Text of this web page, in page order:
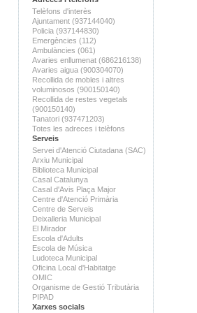
Telèfons d'interès
Ajuntament (937144040)
Policia (937144830)
Emergències (112)
Ambulàncies (061)
Avaries enllumenat (686216138)
Avaries aigua (900304070)
Recollida de mobles i altres
voluminosos (900150140)
Recollida de restes vegetals
(900150140)
Tanatori (937471203)
Totes les adreces i telèfons
Serveis
Servei d'Atenció Ciutadana (SAC)
Arxiu Municipal
Biblioteca Municipal
Casal Catalunya
Casal d'Avis Plaça Major
Centre d'Atenció Primària
Centre de Serveis
Deixalleria Municipal
El Mirador
Escola d'Adults
Escola de Música
Ludoteca Municipal
Oficina Local d'Habitatge
OMIC
Organisme de Gestió Tributària
PIPAD
Xarxes socials